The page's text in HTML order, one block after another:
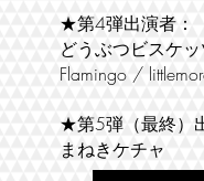
★第4弾出演者：
どうぶつビスケ
Flamingo /
★第5弾（最終）
まねきケチャ